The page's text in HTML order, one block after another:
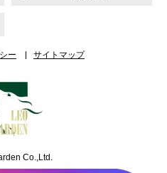
ー サイトマップ
Co.,Ltd.